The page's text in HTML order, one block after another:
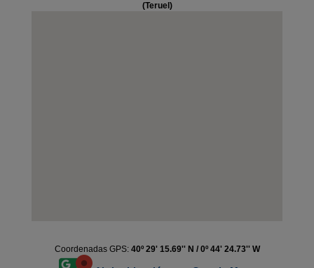
(Teruel)
Coordenadas GPS: 40º 29' 15.69'' N / 0º 44' 24.73'' W